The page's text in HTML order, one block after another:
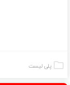
پلی لیست